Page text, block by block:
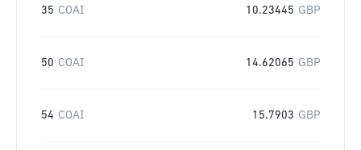
35 COAI 10.23445 GBP
50 COAI 14.62065 GBP
54 COAI 15.7903 GBP